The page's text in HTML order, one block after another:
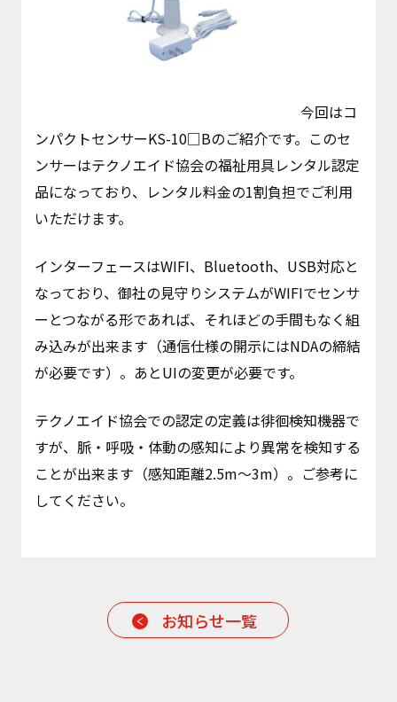
今回はコ
ンパクトセンサーKS-10□Bのご紹介です。このセ
ンサーはテクノエイド協会の福祉用具レンタル認定
品になっており、レンタル料金の1割負担でご利用
いただけます。
インターフェースはWIFI、Bluetooth、USB対応と
なっており、御社の見守りシステムがWIFIでセンサ
ーとつながる形であれば、それほどの手間もなく組
み込みが出来ます（通信仕様の開示にはNDAの締結
が必要です）。あとUIの変更が必要です。
テクノエイド協会での認定の定義は徘徊検知機器で
すが、脈・呼吸・体動の感知により異常を検知する
ことが出来ます（感知距離2.5m～3m）。ご参考に
してください。
お知らせ一覧